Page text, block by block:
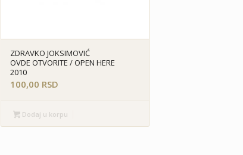
ZDRAVKO JOKSIMOVIĆ
OVDE OTVORITE / OPEN HERE
2010
100,00 RSD
Dodaj u korpu